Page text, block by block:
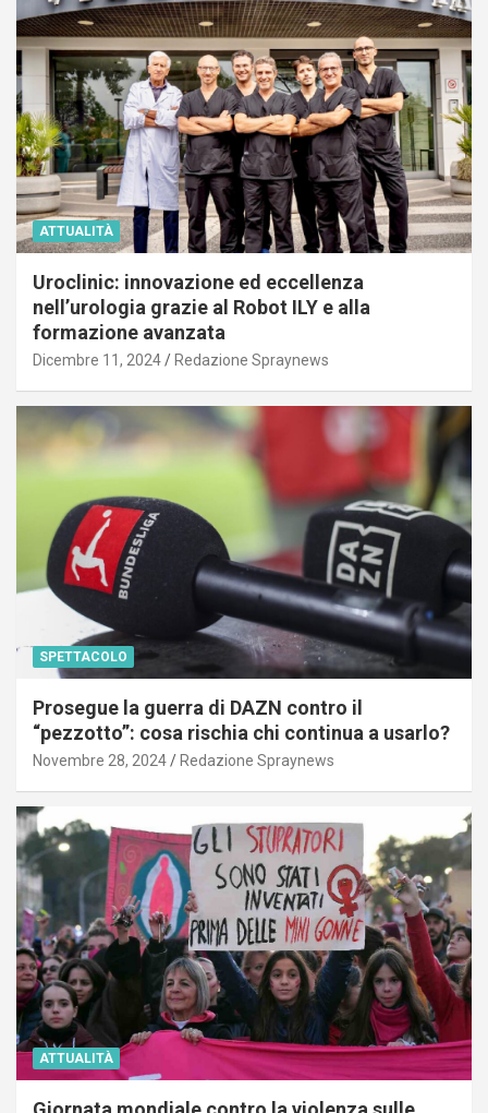
ATTUALITÀ
Uroclinic: innovazione ed eccellenza
nell’urologia grazie al Robot ILY e alla
formazione avanzata
Dicembre 11, 2024 Redazione Spraynews
SPETTACOLO
Prosegue la guerra di DAZN contro il
“pezzotto”: cosa rischia chi continua a usarlo?
Novembre 28, 2024 Redazione Spraynews
ATTUALITÀ